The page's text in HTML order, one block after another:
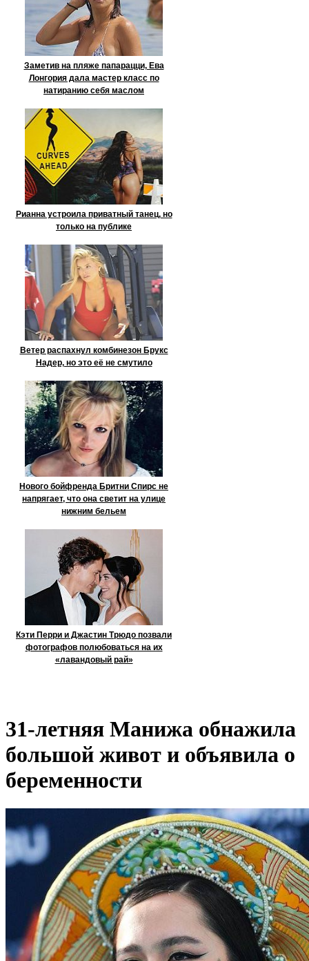
Заметив на пляже папарацци, Ева
Лонгория дала мастер класс по
натиранию себя маслом
Рианна устроила приватный танец, но
только на публике
Ветер распахнул комбинезон Брукс
Надер, но это её не смутило
Нового бойфренда Бритни Спирс не
напрягает, что она светит на улице
нижним бельем
Кэти Перри и Джастин Трюдо позвали
фотографов полюбоваться на их
«лавандовый рай»
31-летняя Манижа обнажила
большой живот и объявила о
беременности